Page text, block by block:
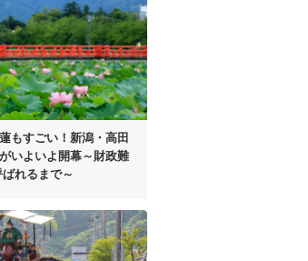
もすごい！ 新潟・高田
いよいよ開幕～財政難
れるまで～